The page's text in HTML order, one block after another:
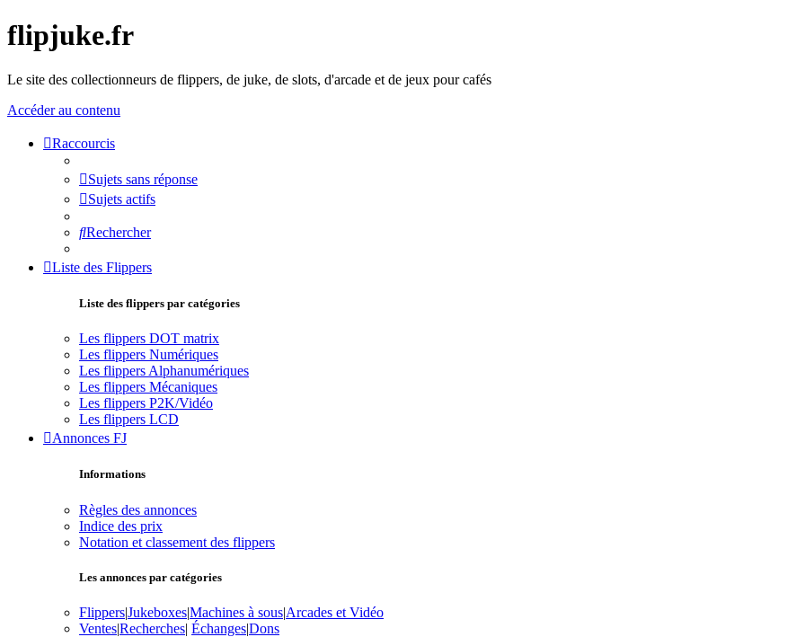
flipjuke.fr
Le site des collectionneurs de flippers, de juke, de slots, d'arcade et de jeux pour cafés
Accéder au contenu
Raccourcis
Sujets sans réponse
Sujets actifs
Rechercher
Liste des Flippers
Liste des flippers par catégories
Les flippers DOT matrix
Les flippers Numériques
Les flippers Alphanumériques
Les flippers Mécaniques
Les flippers P2K/Vidéo
Les flippers LCD
Annonces FJ
Informations
Règles des annonces
Indice des prix
Notation et classement des flippers
Les annonces par catégories
Flippers|Jukeboxes|Machines à sous|Arcades et Vidéo
Ventes|Recherches| Échanges|Dons